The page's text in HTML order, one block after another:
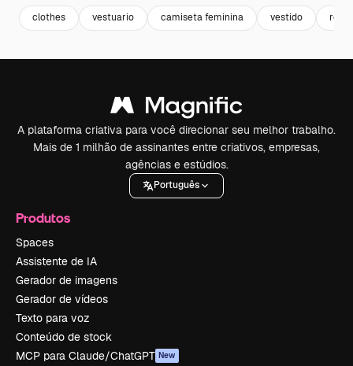
clothes vestuario camiseta feminina vestido
A plataforma criativa para você direcionar seu melhor trabalho.
Mais de 1 milhão de assinantes entre criativos, empresas,
agências e estúdios.
Português
Produtos
Spaces
Assistente de IA
Gerador de imagens
Gerador de vídeos
Texto para voz
Conteúdo de stock
MCP para Claude/ChatGPT New